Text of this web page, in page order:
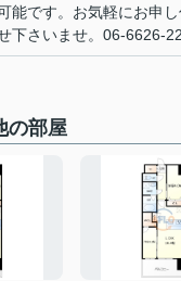
能です。お気軽にお申し
下さいませ。06-6626-
の部屋